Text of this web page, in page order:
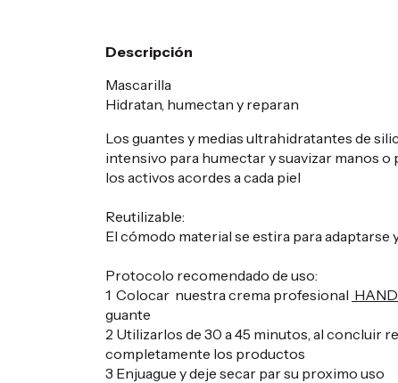
Descripción
Mascarilla
Hidratan, humectan y reparan
Los guantes y medias ultrahidratantes de
intensivo para humectar y suavizar manos
los activos acordes a cada piel
Reutilizable:
El cómodo material se estira para adaptarse
Protocolo recomendado de uso:
1 Colocar nuestra crema profesional
guante
2 Utilizarlos de 30 a 45 minutos, al concluir
completamente los productos
3 Enjuague y deje secar par su proximo uso